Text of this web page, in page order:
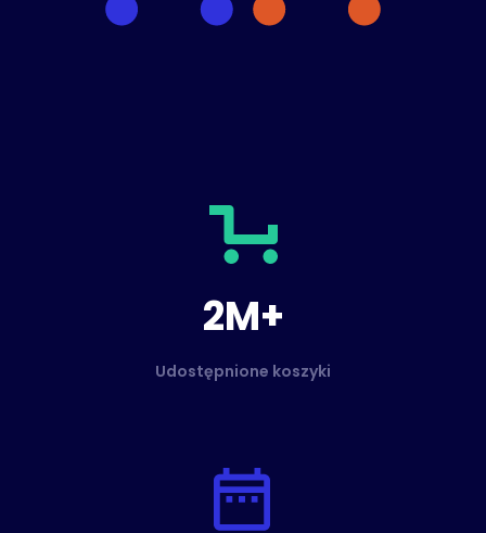
2M+
Udostępnione koszyki